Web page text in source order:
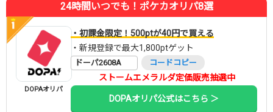
24時間いつでも！ポケカオリパ8選
DOPAオリパ
・初課金限定！500ptが40円で買える
・新規登録で最大1,800ptゲット
ドーパ2608A コードコピー
ストームエメラルダ定価販売抽選中
DOPAオリパ公式はこちら ＞